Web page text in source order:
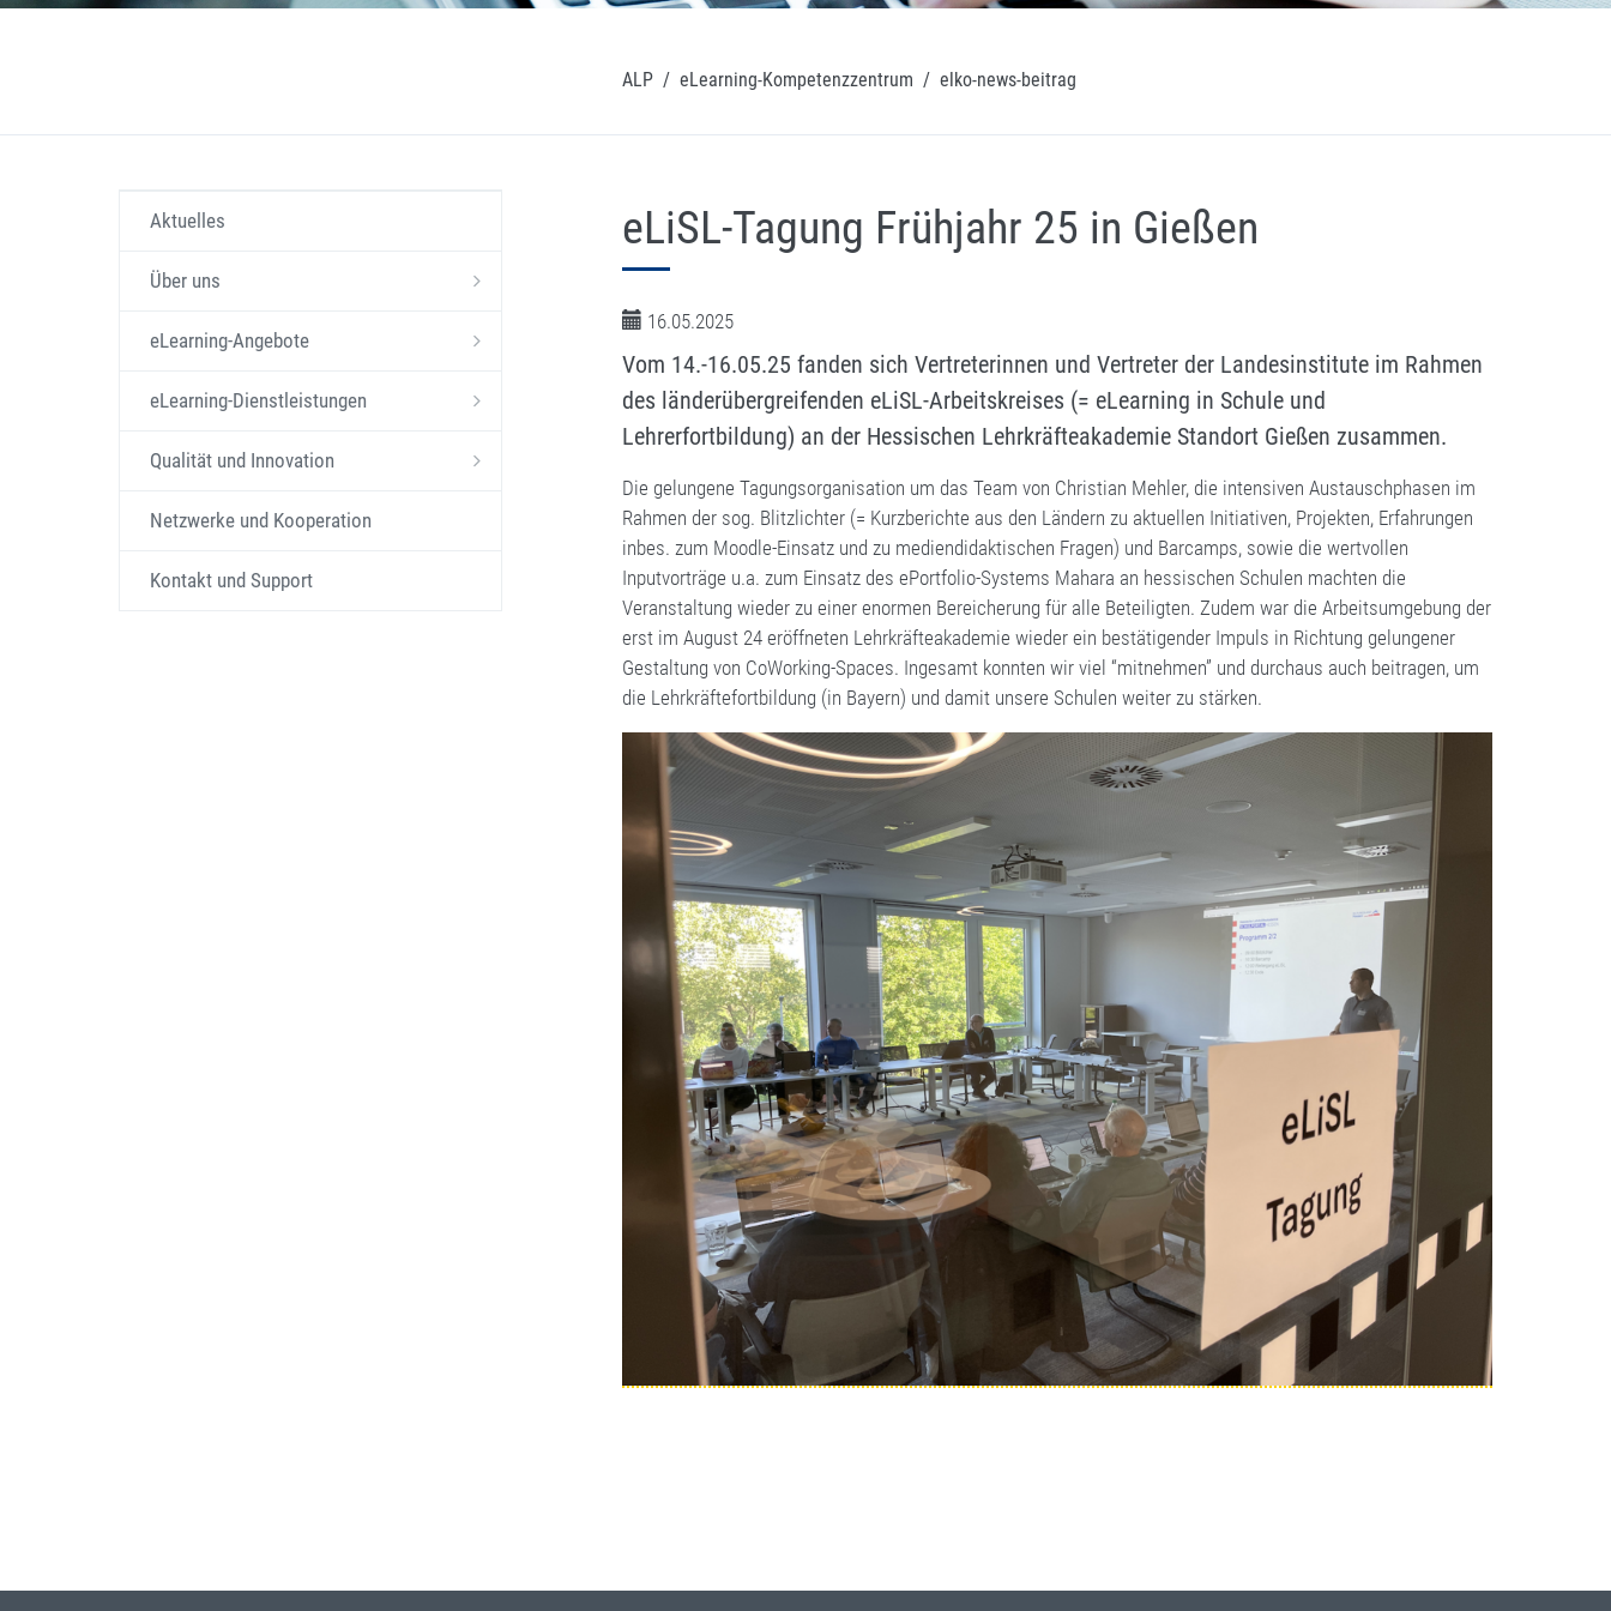
ALP / eLearning-Kompetenzzentrum / elko-news-beitrag
Aktuelles
Über uns
eLearning-Angebote
eLearning-Dienstleistungen
Qualität und Innovation
Netzwerke und Kooperation
Kontakt und Support
eLiSL-Tagung Frühjahr 25 in Gießen
16.05.2025
Vom 14.-16.05.25 fanden sich Vertreterinnen und Vertreter der Landesinstitute im Rahmen
des länderübergreifenden eLiSL-Arbeitskreises (= eLearning in Schule und
Lehrerfortbildung) an der Hessischen Lehrkräfteakademie Standort Gießen zusammen.
Die gelungene Tagungsorganisation um das Team von Christian Mehler, die intensiven Austauschphasen im
Rahmen der sog. Blitzlichter (= Kurzberichte aus den Ländern zu aktuellen Initiativen, Projekten, Erfahrungen
inbes. zum Moodle-Einsatz und zu mediendidaktischen Fragen) und Barcamps, sowie die wertvollen
Inputvorträge u.a. zum Einsatz des ePortfolio-Systems Mahara an hessischen Schulen machten die
Veranstaltung wieder zu einer enormen Bereicherung für alle Beteiligten. Zudem war die Arbeitsumgebung der
erst im August 24 eröffneten Lehrkräfteakademie wieder ein bestätigender Impuls in Richtung gelungener
Gestaltung von CoWorking-Spaces. Ingesamt konnten wir viel “mitnehmen” und durchaus auch beitragen, um
die Lehrkräftefortbildung (in Bayern) und damit unsere Schulen weiter zu stärken.